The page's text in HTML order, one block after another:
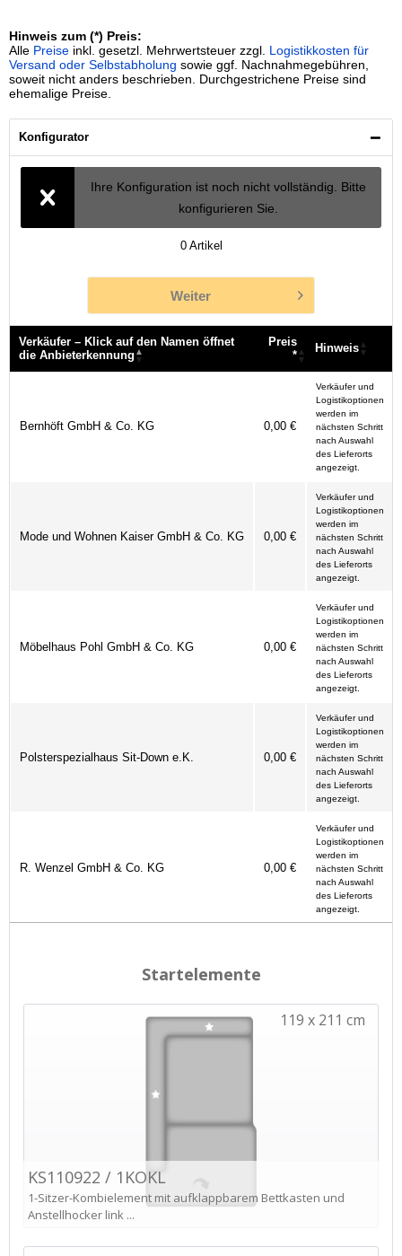
Hinweis zum (*) Preis:
Alle Preise inkl. gesetzl. Mehrwertsteuer zzgl. Logistikkosten für
Versand oder Selbstabholung sowie ggf. Nachnahmegebühren,
soweit nicht anders beschrieben. Durchgestrichene Preise sind
ehemalige Preise.
Konfigurator
Ihre Konfiguration ist noch nicht vollständig. Bitte
konfigurieren Sie.
0 Artikel
Weiter
Verkäufer – Klick auf den Namen öffnet
die Anbieterkennung
Preis
*
Hinweis
Bernhöft GmbH & Co. KG 0,00 €
Verkäufer und
Logistikoptionen
werden im
nächsten Schritt
nach Auswahl
des Lieferorts
angezeigt.
Mode und Wohnen Kaiser GmbH & Co. KG 0,00 €
Verkäufer und
Logistikoptionen
werden im
nächsten Schritt
nach Auswahl
des Lieferorts
angezeigt.
Möbelhaus Pohl GmbH & Co. KG 0,00 €
Verkäufer und
Logistikoptionen
werden im
nächsten Schritt
nach Auswahl
des Lieferorts
angezeigt.
Polsterspezialhaus Sit-Down e.K. 0,00 €
Verkäufer und
Logistikoptionen
werden im
nächsten Schritt
nach Auswahl
des Lieferorts
angezeigt.
R. Wenzel GmbH & Co. KG 0,00 €
Verkäufer und
Logistikoptionen
werden im
nächsten Schritt
nach Auswahl
des Lieferorts
angezeigt.